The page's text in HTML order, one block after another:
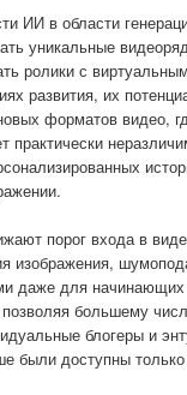
ИИ в области
уникальные
ролики с
развития, их
форматов видео,
порог входа в
изображения,
даже для
большему
блогеры и
были доступны